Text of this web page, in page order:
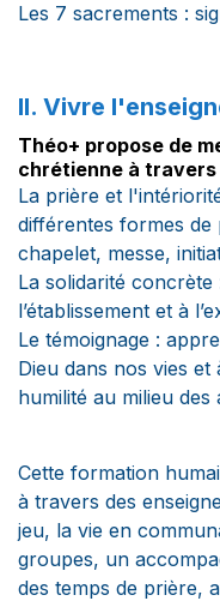
Les 7 sacrements :
II. Vivre
Théo+ propose de
chrétienne à travers
La prière et
différentes formes de
chapelet, messe,
La solidarité concrète
l’établissement et à
Le témoignage :
Dieu dans nos vies
humilité au milieu des
Cette formation
à travers des
jeu, la vie en
groupes, un
des temps de prière,